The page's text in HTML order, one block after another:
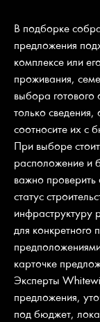
В подборке
предложения
комплексе или
проживания,
выбора готового
только
соотносите их с
При выборе
расположение и
важно
статус
инфраструктуру
для конкретного
карточке
Эксперты
предложения,
под бюджет,